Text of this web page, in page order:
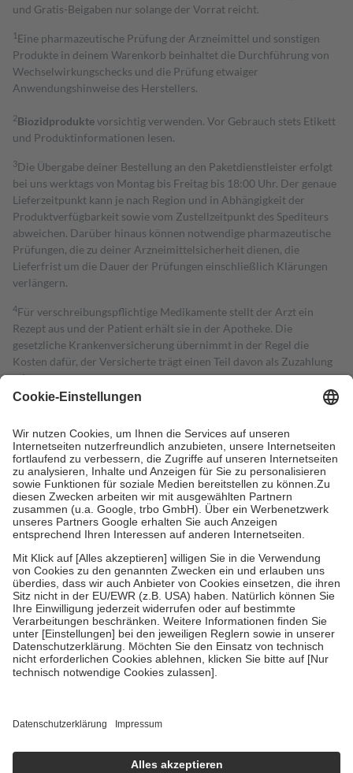
und Gratis-Beigaben nur solange der Vorrat reicht.
1 Eine pharmazeutische Prüfung der Arzneimittel und sonstigen
Produkte in deinem Warenkorb beinhaltet die Durchführung von
Wechselwirkungschecks und die Prüfung etwaiger
Anwendungshinweise des Herstellers.
2Biozidproduktevorsichtig verwenden. Vor Gebrauch stets Etikett
und Produktinformationen lesen.
3Die Übergabe deiner Bestellung an den Paketdienstleister erfolgt
bei uns werktags von Montag bis Freitag bis 18:00 Uhr. Der genaue
Lieferzeitpunkt kann je nach Region und in Abhängigkeit der
Produktverfügbarkeit sowie vom Zustellzeitpunkt des Spediteurs
abweichen. Darüber hinaus können notwendige pharmazeutische
Prüfungen, die zu deiner Arzneimittelsicherheit dienen, die
Lieferfrist um die Dauer der Prüfungen einschließlich Klärungen
verlängern.
4Für verschreibungspflichtige Medikamente stellt der Arzt ein
Rezept aus und der Patient erhält sie in der Apotheke. Die
gesetzliche Krankenversicherung übernimmt in der Regel die
Kosten dafür, der Versicherte trägt einen Teil davon als Zuzahlung
mit.
Grundsätzlich leisten Mitglieder Zuzahlungen in Höhe von zehn
höchstens zehn Euro.
Es sind jedoch nie mehr als die tatsächlichen
Kosten der Leistung zu entrichten.
Diese Regeln gelten grundsätzlich auch für Online-Apotheken.
Bei Heilmitteln und häuslicher Krankenpflege beträgt die
Zuzahlung zehn Prozent der Kosten sowie zehn Euro je
Verordnung.
Um das Engagement der Versicherten für ihre eigene Gesundheit zu
stärken und die besondere Stellung der Familie zu unterstützen,
fallenkeine Zuzahlungenan bei:
• Kindern und Jugendlichen bis zum vollendeten 18. Lebensjahr
mit Ausnahme der Fahrkosten
• Untersuchungen zur Vorsorge und Früherkennung, die von der
GKV getragen werden
• empfohlenen Schutzimpfungen
• Harn- und Blutteststreifen
getroffen, um sicherzustellen, dass es sich um echte Bewertungen
https://help.etrusted.com/hc/de/articles/4419944605341